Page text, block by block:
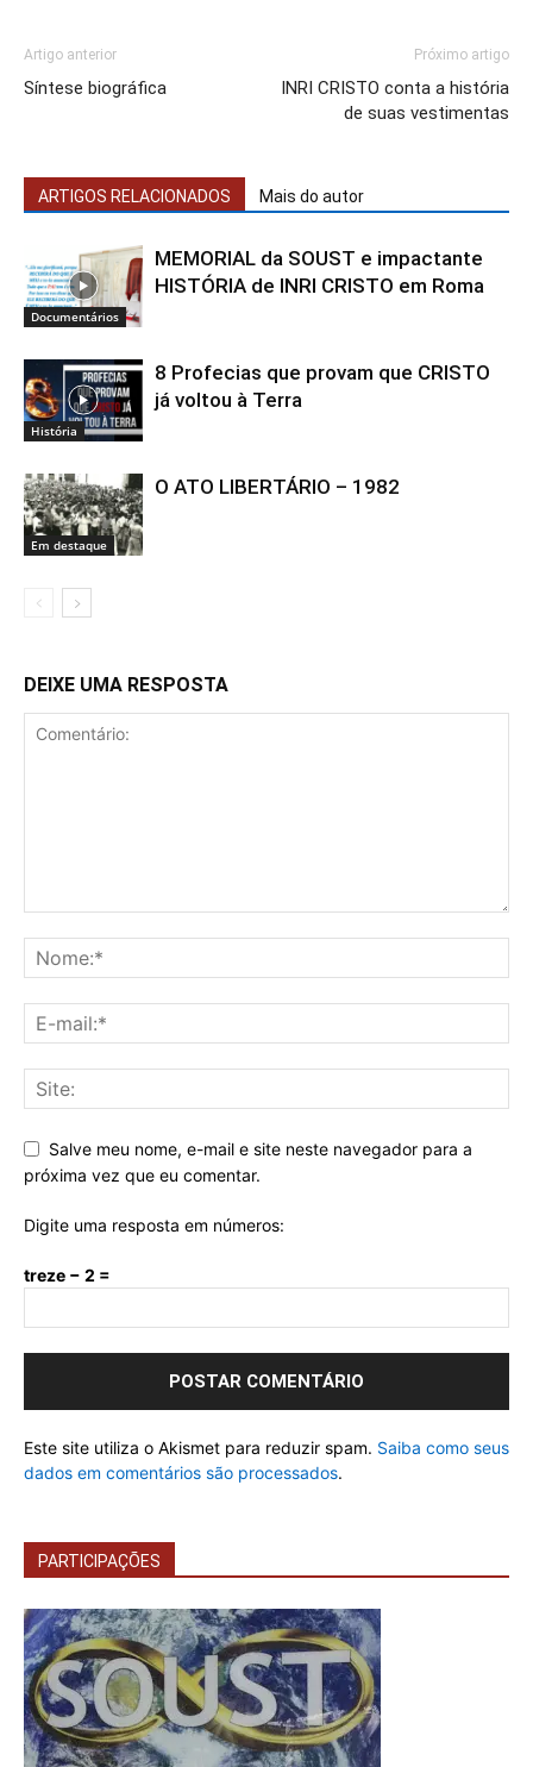
Artigo anterior
Síntese biográfica
Próximo artigo
INRI CRISTO conta a história
de suas vestimentas
ARTIGOS RELACIONADOS Mais do autor
Documentários
MEMORIAL da SOUST e impactante
HISTÓRIA de INRI CRISTO em Roma
História
8 Profecias que provam que CRISTO
já voltou à Terra
Em destaque
O ATO LIBERTÁRIO – 1982
DEIXE UMA RESPOSTA
Salve meu nome, e-mail e site neste navegador para a
próxima vez que eu comentar.
Digite uma resposta em números:
treze − 2 =
Este site utiliza o Akismet para reduzir spam. Saiba como seus
dados em comentários são processados.
PARTICIPAÇÕES